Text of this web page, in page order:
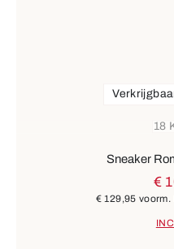
18
Sneaker
€
€ 129,95